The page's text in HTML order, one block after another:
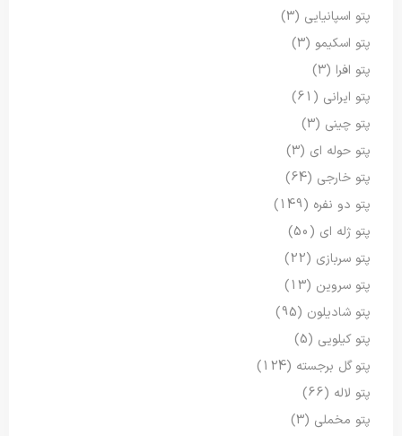
پتو اسپانیایی (3)
پتو اسکیمو (3)
پتو افرا (3)
پتو ایرانی (61)
پتو چینی (3)
پتو حوله ای (3)
پتو خارجی (64)
پتو دو نفره (149)
پتو ژله ای (50)
پتو سربازی (22)
پتو سروین (13)
پتو شادیلون (95)
پتو کیلویی (5)
پتو گل برجسته (124)
پتو لاله (66)
پتو مخملی (3)